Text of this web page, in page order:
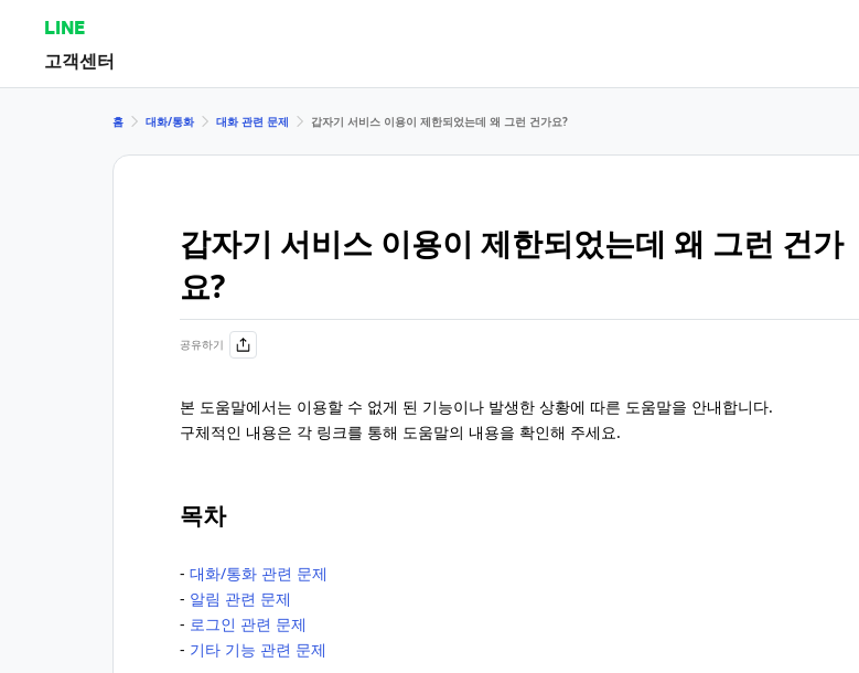
LINE
고객센터
홈 대화/통화 대화 관련 문제 갑자기 서비스 이용이 제한되었는데 왜 그런 건가요?
갑자기 서비스 이용이 제한되었는데 왜 그런 건가
요?
공유하기
본 도움말에서는 이용할 수 없게 된 기능이나 발생한 상황에 따른 도움말을 안내합니다.
구체적인 내용은 각 링크를 통해 도움말의 내용을 확인해 주세요.
목차
- 대화/통화 관련 문제
- 알림 관련 문제
- 로그인 관련 문제
- 기타 기능 관련 문제